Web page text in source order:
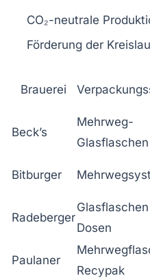
CO₂-neutrale
Förderung der
Brauerei
Beck’s
Mehrweg-
Glasflaschen
Bitburger
Radeberger
Dosen
Paulaner
Recypak